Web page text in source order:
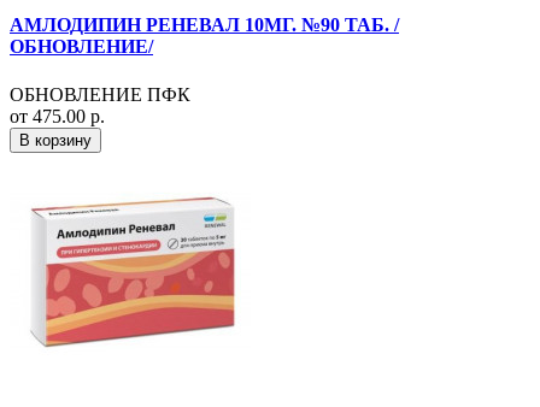
АМЛОДИПИН РЕНЕВАЛ 10МГ. №90 ТАБ. /
ОБНОВЛЕНИЕ/
ОБНОВЛЕНИЕ ПФК
от 475.00 р.
В корзину